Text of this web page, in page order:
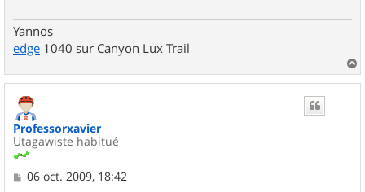
Yannos
edge 1040 sur Canyon Lux Trail
a
u
Professorxavier
Utagawiste habitué
M
06 oct. 2009, 18:42